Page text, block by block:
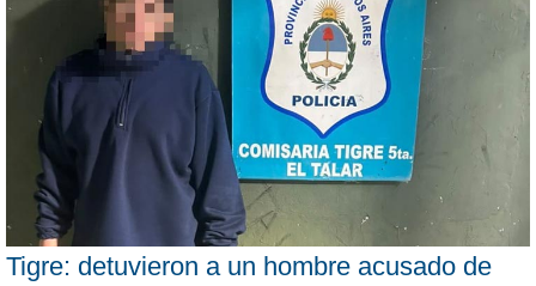
Tigre: detuvieron a un hombre acusado de